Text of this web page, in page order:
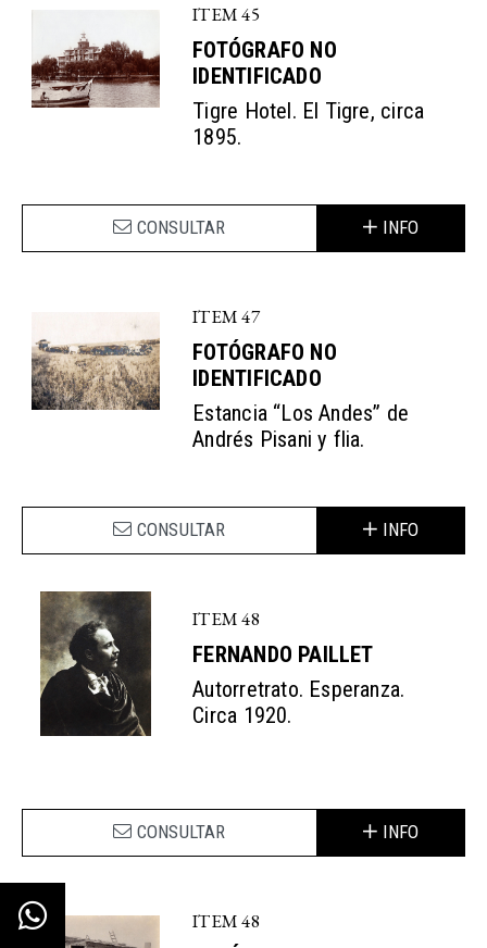
ITEM 45
FOTÓGRAFO NO
IDENTIFICADO
Tigre Hotel. El Tigre, circa
1895.
CONSULTAR INFO
ITEM 47
FOTÓGRAFO NO
IDENTIFICADO
Estancia “Los Andes” de
Andrés Pisani y flia.
CONSULTAR INFO
ITEM 48
FERNANDO PAILLET
Autorretrato. Esperanza.
Circa 1920.
CONSULTAR INFO
ITEM 48